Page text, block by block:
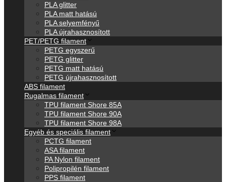
PLA glitter
PLA matt hatású
PLA selyemfényű
PLA újrahasznosított
PET/PETG filament
PETG egyszerű
PETG glitter
PETG matt hatású
PETG újrahasznosított
ABS filament
Rugalmas filament
TPU filament Shore 85A
TPU filament Shore 90A
TPU filament Shore 98A
Egyéb és speciális filament
PCTG filament
ASA filament
PA Nylon filament
Polipropilén filament
PPS filament